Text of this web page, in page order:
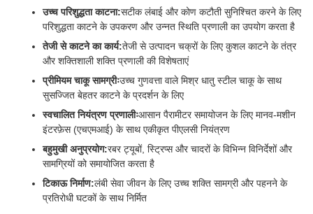
उच्च परिशुद्धता काटना:सटीक लंबाई और कोण कटौती सुनिश्चित करने के लिए
परिशुद्धता काटने के उपकरण और उन्नत स्थिति प्रणाली का उपयोग करता है
तेजी से काटने का कार्य:तेजी से उत्पादन चक्रों के लिए कुशल काटने के तंत्र
और शक्तिशाली शक्ति प्रणाली की विशेषताएं
प्रीमियम चाकू सामग्रीःउच्च गुणवत्ता वाले मिश्र धातु स्टील चाकू के साथ
सुसज्जित बेहतर काटने के प्रदर्शन के लिए
स्वचालित नियंत्रण प्रणालीःआसान पैरामीटर समायोजन के लिए मानव-मशीन
इंटरफ़ेस (एचएमआई) के साथ एकीकृत पीएलसी नियंत्रण
बहुमुखी अनुप्रयोग:रबर ट्यूबों, स्ट्रिप्स और चादरों के विभिन्न विनिर्देशों और
सामग्रियों को समायोजित करता है
टिकाऊ निर्माण:लंबी सेवा जीवन के लिए उच्च शक्ति सामग्री और पहनने के
प्रतिरोधी घटकों के साथ निर्मित